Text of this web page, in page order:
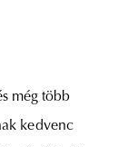
még több
kedvenc